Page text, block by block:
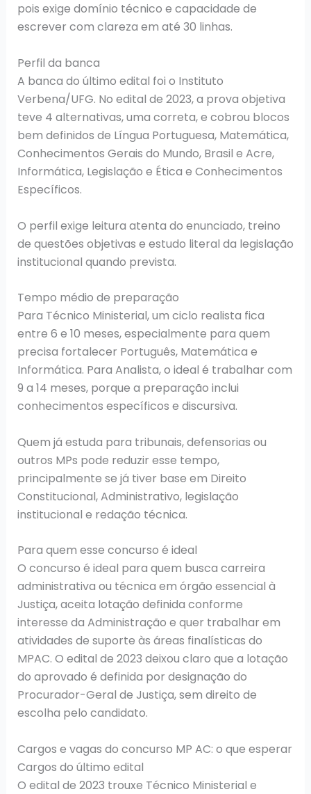
pois exige domínio técnico e capacidade de
escrever com clareza em até 30 linhas.
Perfil da banca
A banca do último edital foi o Instituto
Verbena/UFG. No edital de 2023, a prova objetiva
teve 4 alternativas, uma correta, e cobrou blocos
bem definidos de Língua Portuguesa, Matemática,
Conhecimentos Gerais do Mundo, Brasil e Acre,
Informática, Legislação e Ética e Conhecimentos
Específicos.
O perfil exige leitura atenta do enunciado, treino
de questões objetivas e estudo literal da legislação
institucional quando prevista.
Tempo médio de preparação
Para Técnico Ministerial, um ciclo realista fica
entre 6 e 10 meses, especialmente para quem
precisa fortalecer Português, Matemática e
Informática. Para Analista, o ideal é trabalhar com
9 a 14 meses, porque a preparação inclui
conhecimentos específicos e discursiva.
Quem já estuda para tribunais, defensorias ou
outros MPs pode reduzir esse tempo,
principalmente se já tiver base em Direito
Constitucional, Administrativo, legislação
institucional e redação técnica.
Para quem esse concurso é ideal
O concurso é ideal para quem busca carreira
administrativa ou técnica em órgão essencial à
Justiça, aceita lotação definida conforme
interesse da Administração e quer trabalhar em
atividades de suporte às áreas finalísticas do
MPAC. O edital de 2023 deixou claro que a lotação
do aprovado é definida por designação do
Procurador-Geral de Justiça, sem direito de
escolha pelo candidato.
Cargos e vagas do concurso MP AC: o que esperar
Cargos do último edital
O edital de 2023 trouxe Técnico Ministerial e